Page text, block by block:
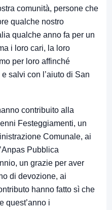
comunità, persone che
qualche nostro
qualche anno fa per un
i loro cari, la loro
per loro affinché
salvi con l’aiuto di San
contribuito alla
Festeggiamenti, un
Comunale, ai
Pubblica
un grazie per aver
di devozione, ai
hanno fatto sì che
quest’anno i